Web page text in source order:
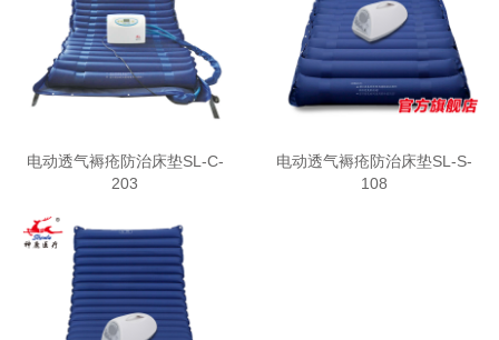
电动透气褥疮防治床垫SL-C-
203
电动透气褥疮防治床垫SL-S-
108